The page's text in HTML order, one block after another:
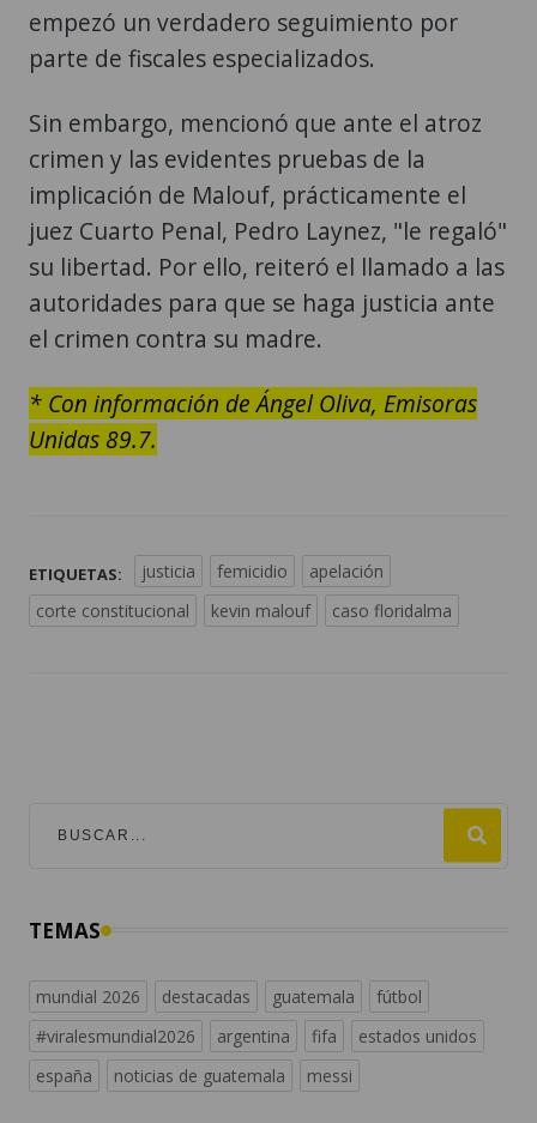
empezó un verdadero seguimiento por
parte de fiscales especializados.
Sin embargo, mencionó que ante el atroz
crimen y las evidentes pruebas de la
implicación de Malouf, prácticamente el
juez Cuarto Penal, Pedro Laynez, "le regaló"
su libertad. Por ello, reiteró el llamado a las
autoridades para que se haga justicia ante
el crimen contra su madre.
* Con información de Ángel Oliva, Emisoras
Unidas 89.7.
ETIQUETAS: justicia femicidio
apelación
corte constitucional
kevin malouf caso floridalma
TEMAS
mundial 2026 destacadas guatemala
fútbol
#viralesmundial2026
argentina fifa
estados unidos
españa
noticias de guatemala messi